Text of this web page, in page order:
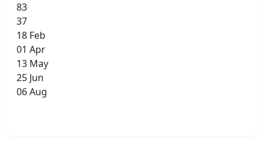
83
37
18 Feb
01 Apr
13 May
25 Jun
06 Aug